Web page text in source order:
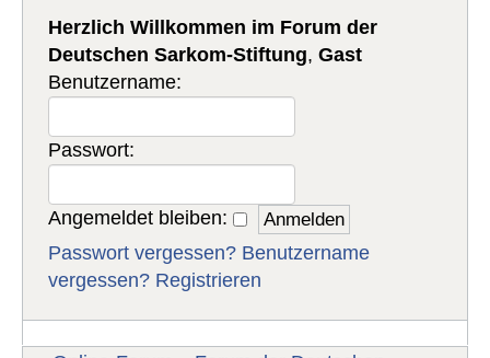
Herzlich Willkommen im Forum der
Deutschen Sarkom-Stiftung,Gast
Benutzername:
Passwort:
Angemeldet bleiben:
Passwort vergessen? Benutzername
vergessen? Registrieren